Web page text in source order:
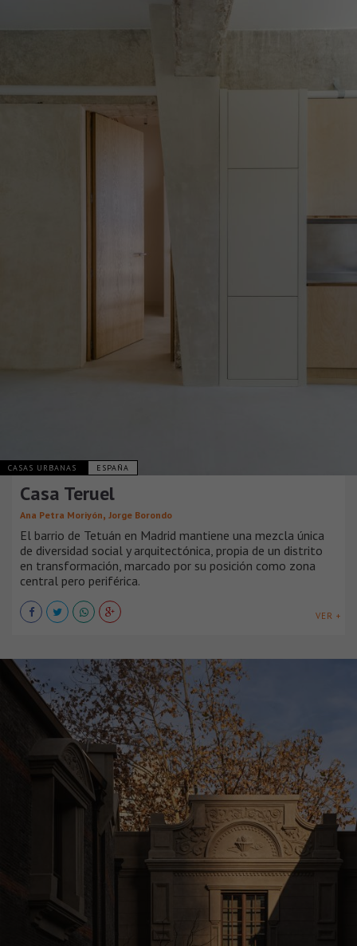
CASAS URBANAS ESPAÑA
Casa Teruel
Ana Petra Moriyón, Jorge Borondo
El barrio de Tetuán en Madrid mantiene una mezcla única
de diversidad social y arquitectónica, propia de un distrito
en transformación, marcado por su posición como zona
central pero periférica.
VER +